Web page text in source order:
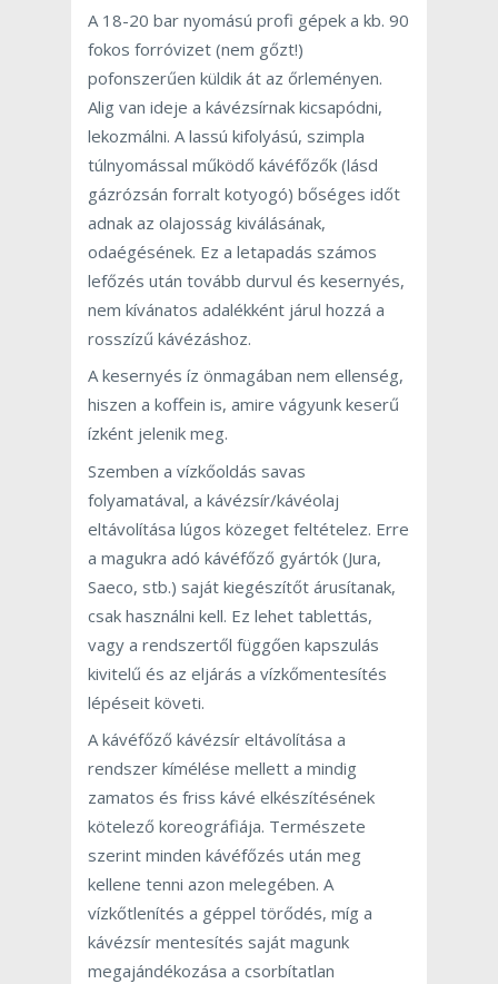
A 18-20 bar nyomású profi gépek a kb. 90
fokos forróvizet (nem gőzt!)
pofonszerűen küldik át az őrleményen.
Alig van ideje a kávézsírnak kicsapódni,
lekozmálni. A lassú kifolyású, szimpla
túlnyomással működő kávéfőzők (lásd
gázrózsán forralt kotyogó) bőséges időt
adnak az olajosság kiválásának,
odaégésének. Ez a letapadás számos
lefőzés után tovább durvul és kesernyés,
nem kívánatos adalékként járul hozzá a
rosszízű kávézáshoz.
A kesernyés íz önmagában nem ellenség,
hiszen a koffein is, amire vágyunk keserű
ízként jelenik meg.
Szemben a vízkőoldás savas
folyamatával, a kávézsír/kávéolaj
eltávolítása lúgos közeget feltételez. Erre
a magukra adó kávéfőző gyártók (Jura,
Saeco, stb.) saját kiegészítőt árusítanak,
csak használni kell. Ez lehet tablettás,
vagy a rendszertől függően kapszulás
kivitelű és az eljárás a vízkőmentesítés
lépéseit követi.
A kávéfőző kávézsír eltávolítása a
rendszer kímélése mellett a mindig
zamatos és friss kávé elkészítésének
kötelező koreográfiája. Természete
szerint minden kávéfőzés után meg
kellene tenni azon melegében. A
vízkőtlenítés a géppel törődés, míg a
kávézsír mentesítés saját magunk
megajándékozása a csorbítatlan